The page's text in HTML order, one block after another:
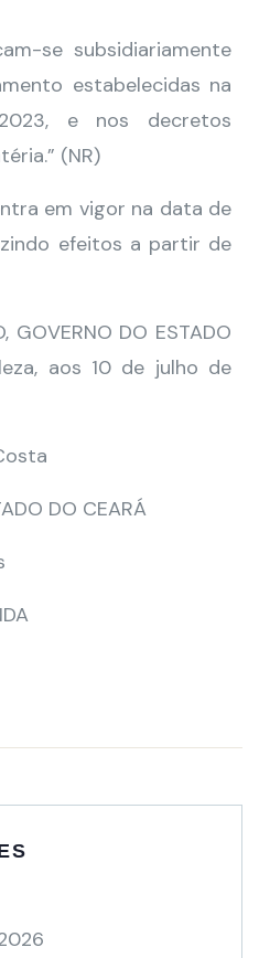
se subsidiariamente
estabelecidas na
e nos decretos
(NR)
em vigor na data de
efeitos a partir de
GOVERNO DO ESTADO
aos 10 de julho de
DO CEARÁ